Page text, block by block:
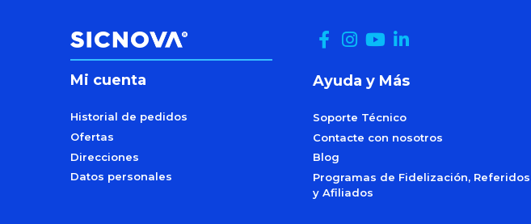
Mi cuenta
Historial de pedidos
Ofertas
Direcciones
Datos personales
Ayuda y Más
Soporte Técnico
Contacte con nosotros
Blog
Programas de Fidelización, Referidos
y Afiliados